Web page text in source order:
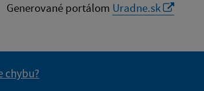
Generované portálom Uradne.sk
chybu?